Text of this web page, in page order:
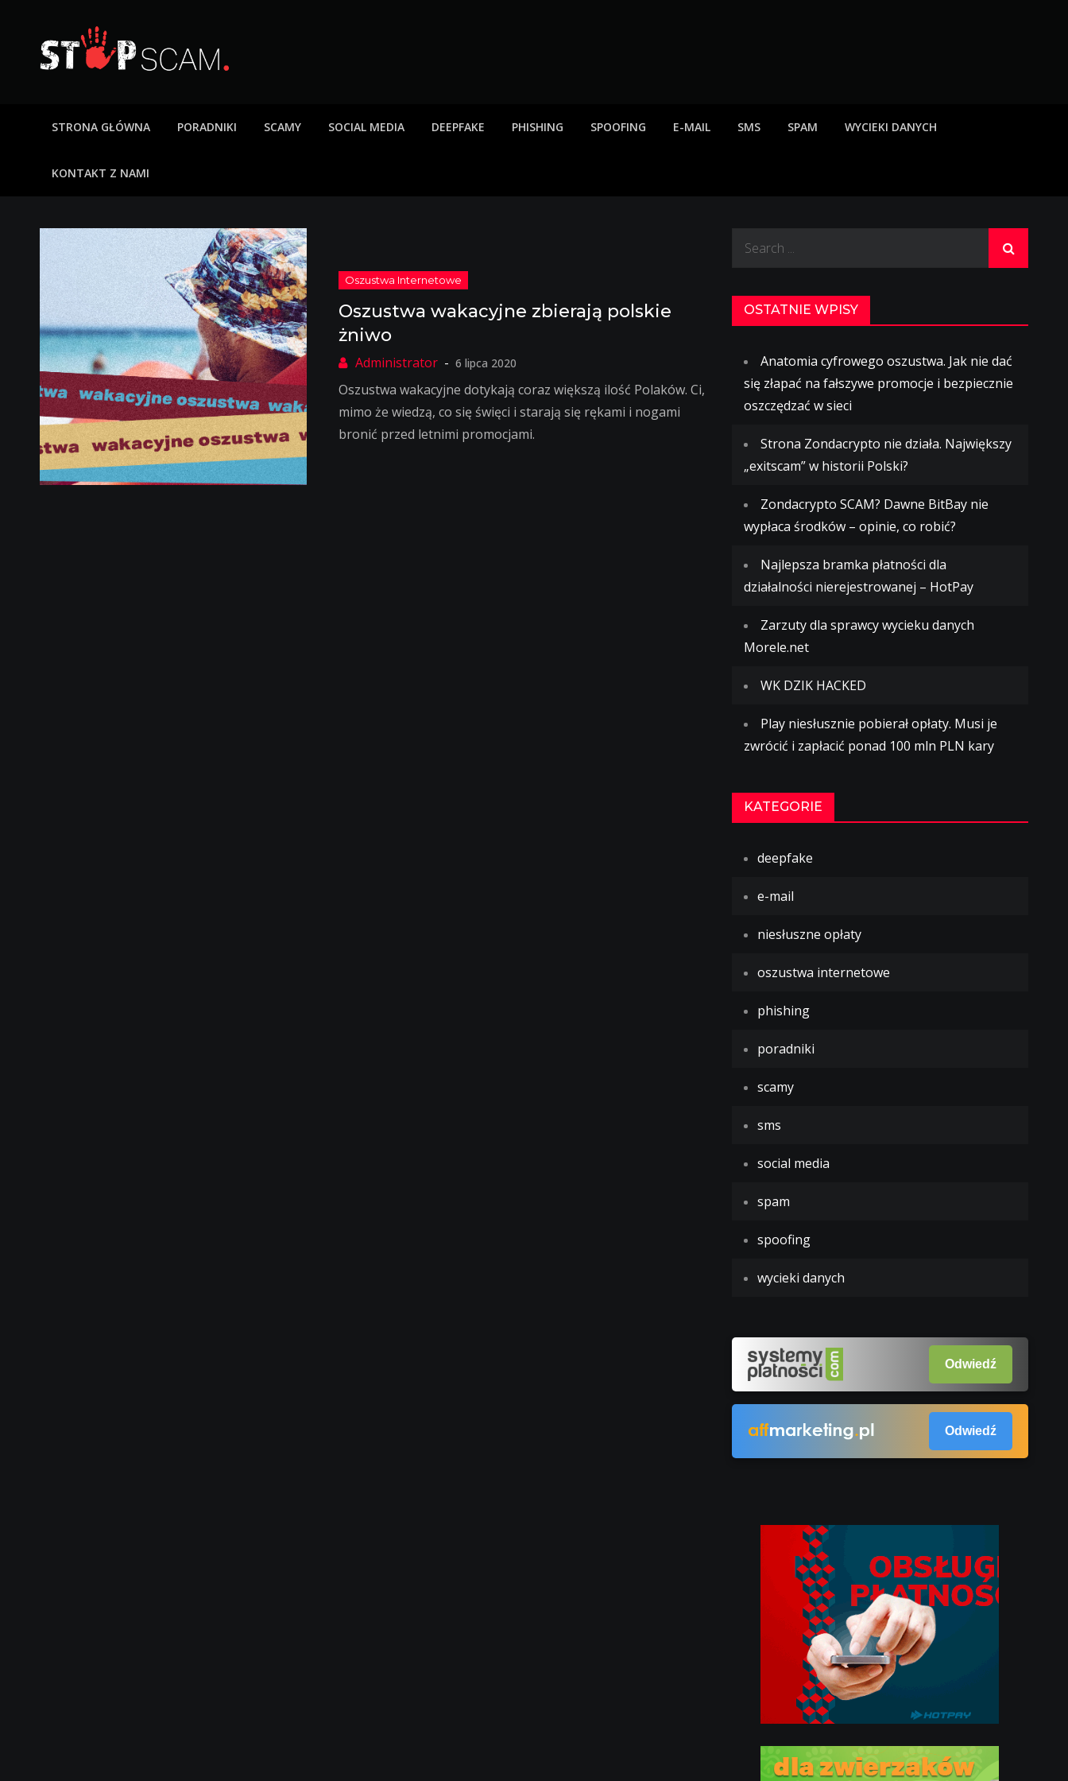
content
STRONA GŁÓWNA PORADNIKI SCAMY SOCIAL MEDIA DEEPFAKE PHISHING SPOOFING E-MAIL SMS SPAM WYCIEKI DANYCH
KONTAKT Z NAMI
Oszustwa wakacyjne zbierają polskie
żniwo
6 lipca 2020
Oszustwa wakacyjne dotykają coraz większą ilość Polaków. Ci,
mimo że wiedzą, co się święci i starają się rękami i nogami
bronić przed letnimi promocjami.
OSTATNIE WPISY
Anatomia cyfrowego oszustwa. Jak nie dać
się złapać na fałszywe promocje i bezpiecznie
oszczędzać w sieci
Strona Zondacrypto nie działa. Największy
„exitscam” w historii Polski?
Zondacrypto SCAM? Dawne BitBay nie
wypłaca środków – opinie, co robić?
Najlepsza bramka płatności dla
działalności nierejestrowanej – HotPay
Zarzuty dla sprawcy wycieku danych
Morele.net
WK DZIK HACKED
Play niesłusznie pobierał opłaty. Musi je
zwrócić i zapłacić ponad 100 mln PLN kary
KATEGORIE
deepfake
e-mail
niesłuszne opłaty
oszustwa internetowe
phishing
poradniki
scamy
sms
social media
spam
spoofing
wycieki danych
Odwiedź
Odwiedź